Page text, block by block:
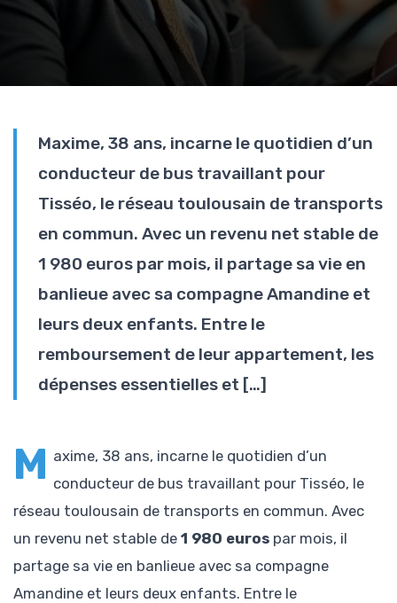
Maxime, 38 ans, incarne le quotidien d’un
conducteur de bus travaillant pour
Tisséo, le réseau toulousain de transports
en commun. Avec un revenu net stable de
1 980 euros par mois, il partage sa vie en
banlieue avec sa compagne Amandine et
leurs deux enfants. Entre le
remboursement de leur appartement, les
dépenses essentielles et […]
M axime, 38 ans, incarne le quotidien d’un
conducteur de bus travaillant pour Tisséo, le
réseau toulousain de transports en commun. Avec
un revenu net stable de 1 980 euros par mois, il
partage sa vie en banlieue avec sa compagne
Amandine et leurs deux enfants. Entre le